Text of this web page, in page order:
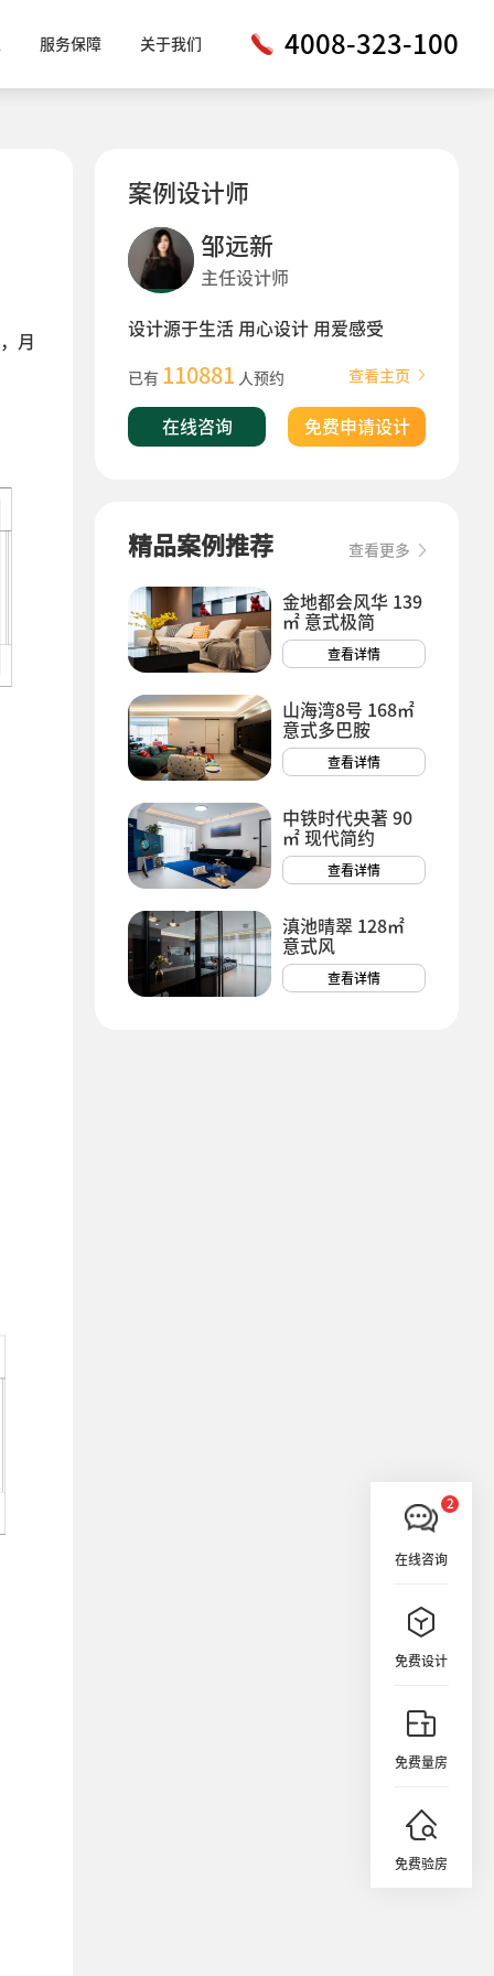
服务保障 关于我们 4008-323-100
在线咨询
免费设计
免费量房
免费验房
月
案例设计师
邹远新
主任设计师
设计源于生活 用心设计 用爱感受
已有 110881 人预约 查看主页
在线咨询 免费申请设计
精品案例推荐 查看更多
金地都会风华 139
㎡ 意式极简
查看详情
山海湾8号 168㎡
意式多巴胺
查看详情
中铁时代央著 90
㎡ 现代简约
查看详情
滇池晴翠 128㎡
意式风
查看详情